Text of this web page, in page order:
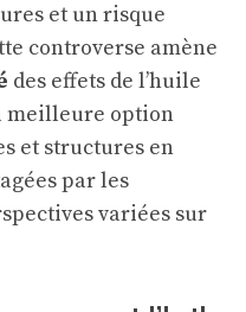
et un risque
controverse amène
des effets de l’huile
meilleure option
et structures en
par les
variées sur